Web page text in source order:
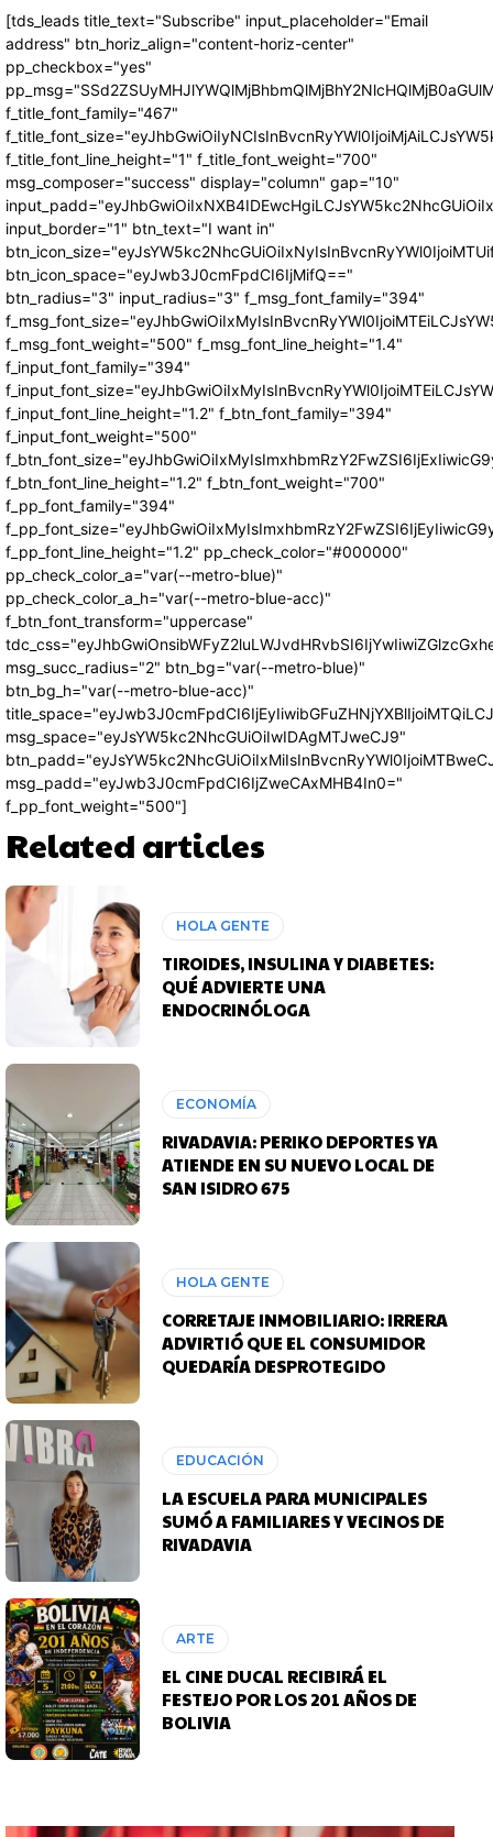
[tds_leads title_text="Subscribe" input_placeholder="Email
address" btn_horiz_align="content-horiz-center"
pp_checkbox="yes"
f_title_font_family="467"
f_title_font_line_height="1" f_title_font_weight="700"
msg_composer="success" display="column" gap="10"
input_border="1" btn_text="I want in"
btn_icon_space="eyJwb3J0cmFpdCI6IjMifQ=="
btn_radius="3" input_radius="3" f_msg_font_family="394"
f_msg_font_weight="500" f_msg_font_line_height="1.4"
f_input_font_family="394"
f_input_font_line_height="1.2" f_btn_font_family="394"
f_input_font_weight="500"
f_btn_font_line_height="1.2" f_btn_font_weight="700"
f_pp_font_family="394"
f_pp_font_line_height="1.2" pp_check_color="#000000"
pp_check_color_a="var(--metro-blue)"
pp_check_color_a_h="var(--metro-blue-acc)"
f_btn_font_transform="uppercase"
msg_succ_radius="2" btn_bg="var(--metro-blue)"
btn_bg_h="var(--metro-blue-acc)"
msg_space="eyJsYW5kc2NhcGUiOiIwIDAgMTJweCJ9"
msg_padd="eyJwb3J0cmFpdCI6IjZweCAxMHB4In0="
f_pp_font_weight="500"]
Related articles
HOLA GENTE
TIROIDES, INSULINA Y DIABETES:
QUÉ ADVIERTE UNA
ENDOCRINÓLOGA
ECONOMÍA
RIVADAVIA: PERIKO DEPORTES YA
ATIENDE EN SU NUEVO LOCAL DE
SAN ISIDRO 675
HOLA GENTE
CORRETAJE INMOBILIARIO: IRRERA
ADVIRTIÓ QUE EL CONSUMIDOR
QUEDARÍA DESPROTEGIDO
EDUCACIÓN
LA ESCUELA PARA MUNICIPALES
SUMÓ A FAMILIARES Y VECINOS DE
RIVADAVIA
ARTE
EL CINE DUCAL RECIBIRÁ EL
FESTEJO POR LOS 201 AÑOS DE
BOLIVIA